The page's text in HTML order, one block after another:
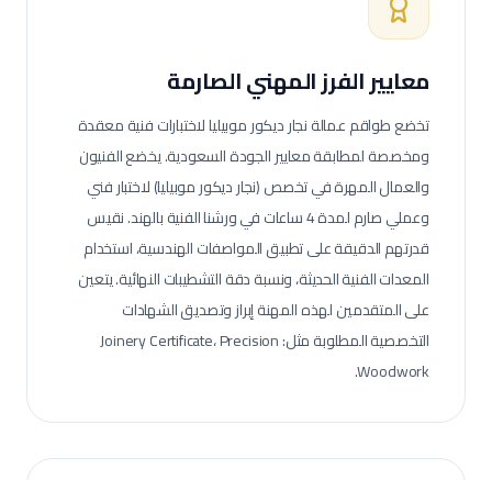
معايير الفرز المهني الصارمة
تخضع طواقم عمالةنجار ديكور موبيليالاختبارات فنية معقدة
ومخصصة لمطابقة معايير الجودة السعودية.يخضع الفنيون
والعمال المهرة في تخصص (نجار ديكور موبيليا) لاختبار فني
وعملي صارم لمدة 4 ساعات في ورشنا الفنية بالهند. نقيس
قدرتهم الدقيقة على تطبيق المواصفات الهندسية، استخدام
المعدات الفنية الحديثة، ونسبة دقة التشطيبات النهائية.يتعين
على المتقدمين لهذه المهنة إبراز وتصديق الشهادات
التخصصية المطلوبة مثل: Joinery Certificate، Precision
Woodwork.